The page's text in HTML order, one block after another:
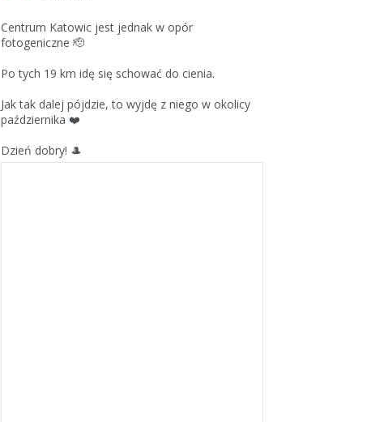
Centrum Katowic jest jednak w opór
fotogeniczne 🫡
Po tych 19 km idę się schować do cienia.
Jak tak dalej pójdzie, to wyjdę z niego w okolicy
października ❤️
Dzień dobry! 🎩